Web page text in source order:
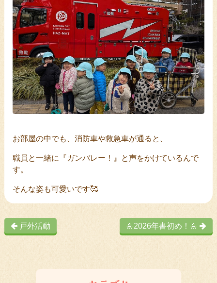
お部屋の中でも、消防車や救急車が通ると、
職員と一緒に『ガンバレー！』と声をかけているんで
す。
そんな姿も可愛いです🥰
戸外活動 🎍2026年書初め！🎍